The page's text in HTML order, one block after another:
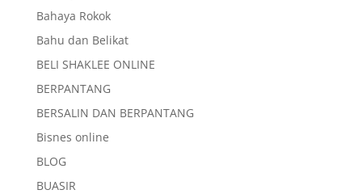
Bahaya Rokok
Bahu dan Belikat
BELI SHAKLEE ONLINE
BERPANTANG
BERSALIN DAN BERPANTANG
Bisnes online
BLOG
BUASIR